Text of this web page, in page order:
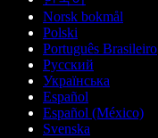
Norsk bokmål
Polski
Português Brasileiro
Русский
Українська
Español
Español (México)
Svenska